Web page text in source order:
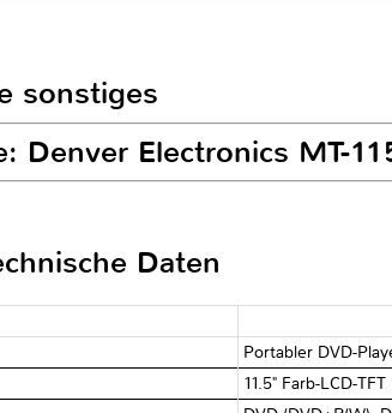
sonstiges
Denver Electronics MT-
Daten
Portabler DVD-
11.5" Farb-LCD-